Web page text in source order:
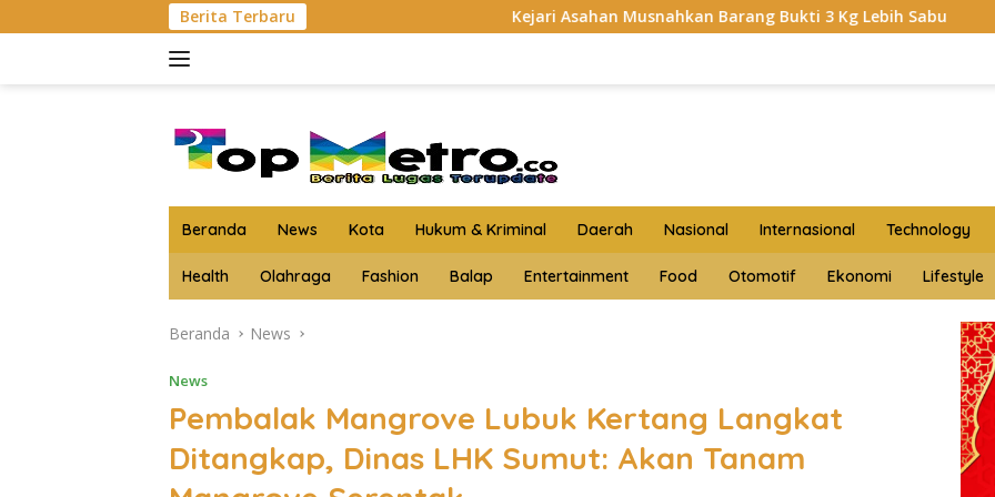
ke
Berita Terbaru Kejari Asahan Musnahkan Barang Bukti 3 Kg Lebih Sabu HKTI Asahan
Beranda News Kota Hukum & Kriminal Daerah Nasional Internasional Technology
Health Olahraga Fashion Balap Entertainment Food Otomotif Ekonomi Lifestyle
Beranda News
News
Pembalak Mangrove Lubuk Kertang Langkat
Ditangkap, Dinas LHK Sumut: Akan Tanam